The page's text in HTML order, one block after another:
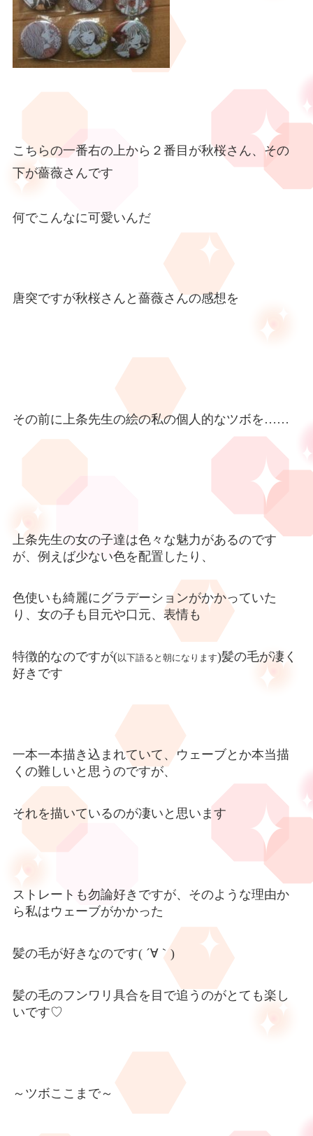
こちらの一番右の上から２番目が秋桜さん、その
下が薔薇さんです
何でこんなに可愛いんだ
唐突ですが秋桜さんと薔薇さんの感想を
その前に上条先生の絵の私の個人的なツボを ……
上条先生の女の子達は色々な魅力があるのです
が、例えば少ない色を配置したり、
色使いも綺麗にグラデーションがかかっていた
り、女の子も目元や口元、表情も
特徴的なのですが(以下語ると朝になります)髪の毛が凄く
好きです
一本一本描き込まれていて、ウェーブとか本当描
くの難しいと思うのですが、
それを描いているのが凄いと思います
ストレートも勿論好きですが、そのような理由か
ら私はウェーブがかかった
髪の毛が好きなのです(´∀｀)
髪の毛のフンワリ具合を目で追うのがとても楽し
いです♡
～ツボここまで～